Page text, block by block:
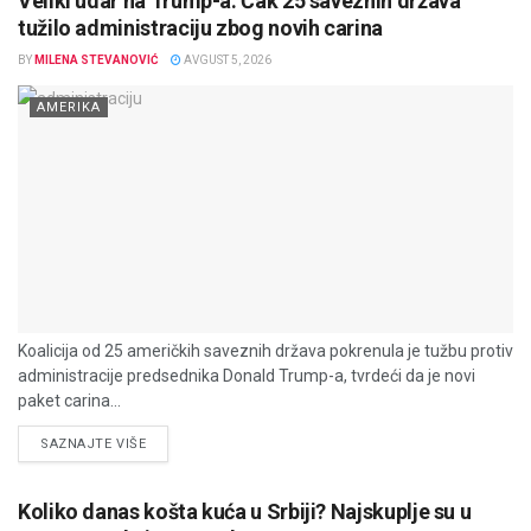
tužilo administraciju zbog novih carina
BY MILENA STEVANOVIĆ AVGUST 5, 2026
AMERIKA
Koalicija od 25 američkih saveznih država pokrenula je tužbu protiv
administracije predsednika Donald Trump-a, tvrdeći da je novi
paket carina...
SAZNAJTE VIŠEDETAILS
Koliko danas košta kuća u Srbiji? Najskuplje su u